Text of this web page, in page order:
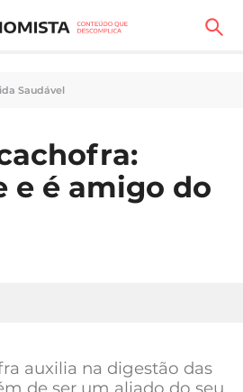
Saudável
e é amigo do
auxilia na digestão das